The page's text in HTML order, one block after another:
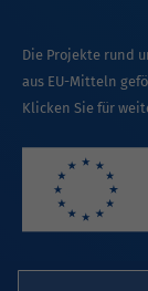
Die Projekte rund
aus EU-Mitteln
Klicken Sie für